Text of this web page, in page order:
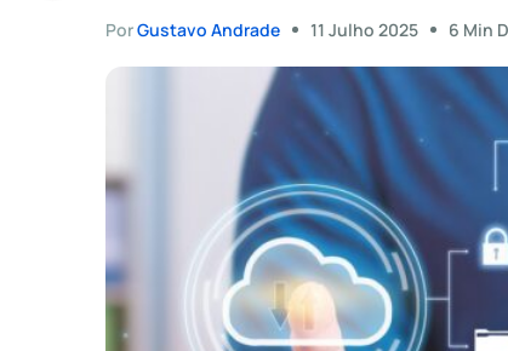
PorGustavo Andrade 11 Julho 2025 6 Min